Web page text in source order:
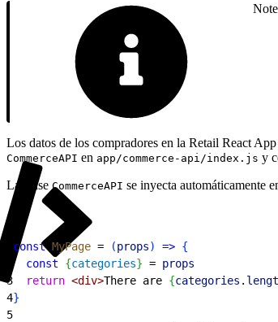
Note
Los datos de los compradores en la Retail React
CommerceAPI en app/commerce-api/index.js y
La clase CommerceAPI se inyecta automáticamente
const MyPage = (props) => {
  const
{categories} = props
3
  return
<div>There are {categories .
4}
5